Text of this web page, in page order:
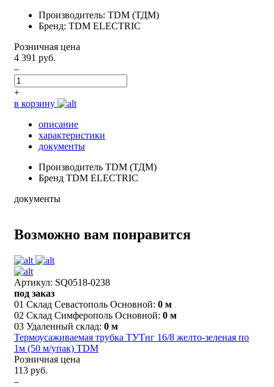
Производитель: TDM (ТДМ)
Бренд: TDM ELECTRIC
Розничная цена
4 391 руб.
–
+
в корзину
описание
характеристики
документы
Производитель TDM (ТДМ)
Бренд TDM ELECTRIC
документы
Возможно вам понравится
Артикул: SQ0518-0238
под заказ
01 Склад Севастополь Основной: 0 м
02 Склад Симферополь Основной: 0 м
03 Удаленный склад: 0 м
Термоусаживаемая трубка ТУТнг 16/8 желто-зеленая по
1м (50 м/упак) TDM
Розничная цена
113 руб.
–